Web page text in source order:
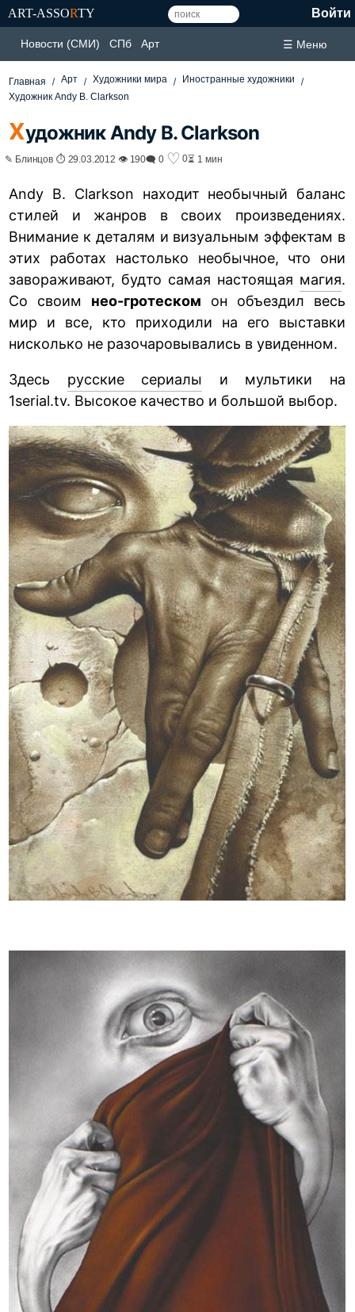
ART-ASSORTY Войти
Новости (СМИ) СПб Арт ☰ Меню
Главная Арт Художники мира
Иностранные художники
Художник Andy B. Clarkson
Художник Andy B. Clarkson
✎ Блинцов ⏱ 29.03.2012 👁 190🗨 0 ♡ 0⏳ 1 мин
Andy B. Clarkson находит необычный баланс
стилей и жанров в своих произведениях.
Внимание к деталям и визуальным эффектам в
этих работах настолько необычное, что они
завораживают, будто самая настоящая магия.
Со своим нео-гротеском он объездил весь
мир и все, кто приходили на его выставки
нисколько не разочаровывались в увиденном.
Здесь русские сериалы и мультики на
1serial.tv. Высокое качество и большой выбор.